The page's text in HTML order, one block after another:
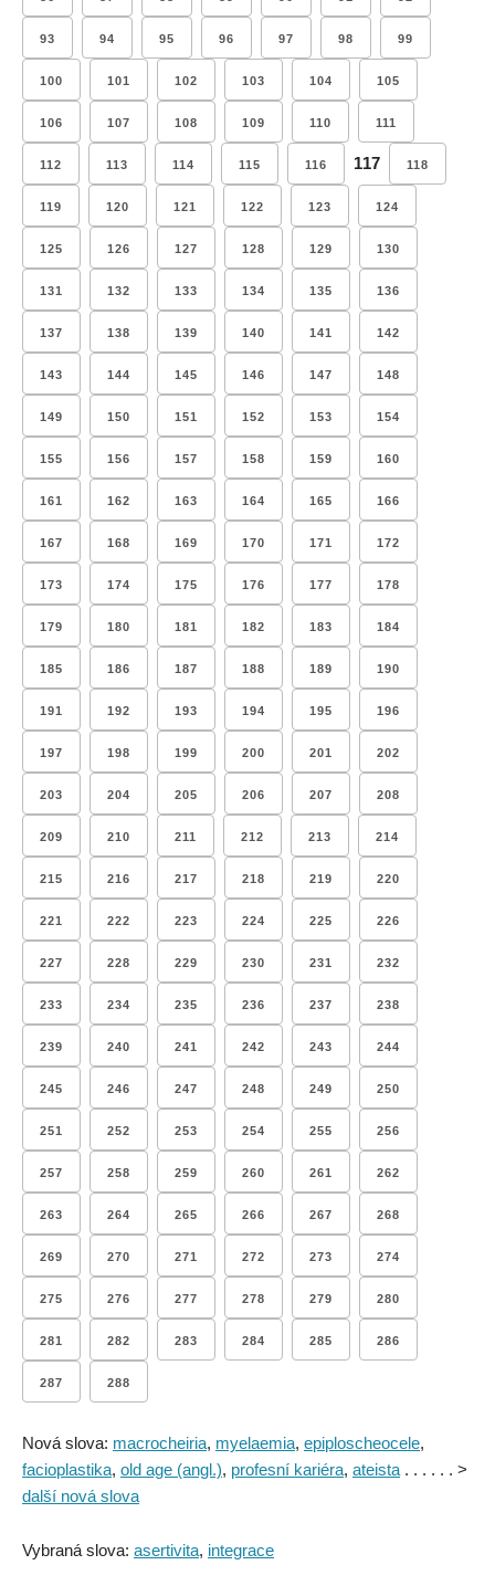
93 94 95 96 97 98 99
100 101 102 103 104 105
106 107 108 109 110 111
112 113 114 115 116 117 118
119 120 121 122 123 124
125 126 127 128 129 130
131 132 133 134 135 136
137 138 139 140 141 142
143 144 145 146 147 148
149 150 151 152 153 154
155 156 157 158 159 160
161 162 163 164 165 166
167 168 169 170 171 172
173 174 175 176 177 178
179 180 181 182 183 184
185 186 187 188 189 190
191 192 193 194 195 196
197 198 199 200 201 202
203 204 205 206 207 208
209 210 211 212 213 214
215 216 217 218 219 220
221 222 223 224 225 226
227 228 229 230 231 232
233 234 235 236 237 238
239 240 241 242 243 244
245 246 247 248 249 250
251 252 253 254 255 256
257 258 259 260 261 262
263 264 265 266 267 268
269 270 271 272 273 274
275 276 277 278 279 280
281 282 283 284 285 286
287 288
Nová slova: macrocheiria, myelaemia, epiploscheocele,
facioplastika, old age (angl.), profesní kariéra, ateista . . . . . . >
další nová slova
Vybraná slova: asertivita, integrace